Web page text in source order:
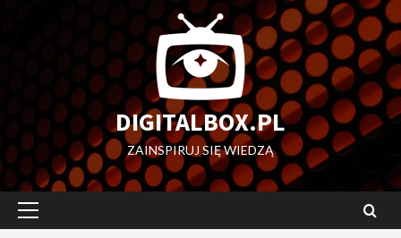
DIGITALBOX.PL
ZAINSPIRUJ SIĘ WIEDZĄ
Menu